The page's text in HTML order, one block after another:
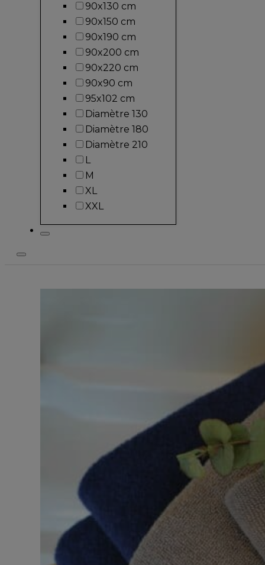
90x130 cm
90x150 cm
90x190 cm
90x200 cm
90x220 cm
90x90 cm
95x102 cm
Diamètre 130
Diamètre 180
Diamètre 210
L
M
XL
XXL